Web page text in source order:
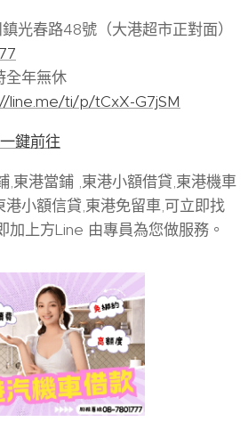
光春路48號（大港超市正對面）
全年無休
line.me/ti/p/tCxX-G7jSM
鍵前往
,東港當鋪 ,東港小額借貸,東港機車
小額信貸,東港免留車,可立即找
加上方Line 由專員為您做服務。